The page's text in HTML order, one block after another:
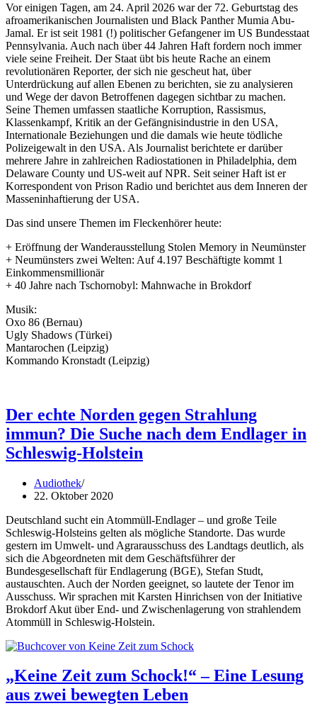
Vor einigen Tagen, am 24. April 2026 war der 72. Geburtstag des
afroamerikanischen Journalisten und Black Panther Mumia Abu-
Jamal. Er ist seit 1981 (!) politischer Gefangener im US Bundesstaat
Pennsylvania. Auch nach über 44 Jahren Haft fordern noch immer
viele seine Freiheit. Der Staat übt bis heute Rache an einem
revolutionären Reporter, der sich nie gescheut hat, über
Unterdrückung auf allen Ebenen zu berichten, sie zu analysieren
und Wege der davon Betroffenen dagegen sichtbar zu machen.
Seine Themen umfassen staatliche Korruption, Rassismus,
Klassenkampf, Kritik an der Gefängnisindustrie in den USA,
Internationale Beziehungen und die damals wie heute tödliche
Polizeigewalt in den USA. Als Journalist berichtete er darüber
mehrere Jahre in zahlreichen Radiostationen in Philadelphia, dem
Delaware County und US-weit auf NPR. Seit seiner Haft ist er
Korrespondent von Prison Radio und berichtet aus dem Inneren der
Masseninhaftierung der USA.
Das sind unsere Themen im Fleckenhörer heute:
+ Eröffnung der Wanderausstellung Stolen Memory in Neumünster
+ Neumünsters zwei Welten: Auf 4.197 Beschäftigte kommt 1
Einkommensmillionär
+ 40 Jahre nach Tschornobyl: Mahnwache in Brokdorf
Musik:
Oxo 86 (Bernau)
Ugly Shadows (Türkei)
Mantarochen (Leipzig)
Kommando Kronstadt (Leipzig)
Der echte Norden gegen Strahlung
immun? Die Suche nach dem Endlager in
Schleswig-Holstein
Audiothek
22. Oktober 2020
Deutschland sucht ein Atommüll-Endlager – und große Teile
Schleswig-Holsteins gelten als mögliche Standorte. Das wurde
gestern im Umwelt- und Agrarausschuss des Landtags deutlich, als
sich die Abgeordneten mit dem Geschäftsführer der
Bundesgesellschaft für Endlagerung (BGE), Stefan Studt,
austauschten. Auch der Norden geeignet, so lautete der Tenor im
Ausschuss. Wir sprachen mit Karsten Hinrichsen von der Initiative
Brokdorf Akut über End- und Zwischenlagerung von strahlendem
Atommüll in Schleswig-Holstein.
„Keine Zeit zum Schock!“ – Eine Lesung
aus zwei bewegten Leben